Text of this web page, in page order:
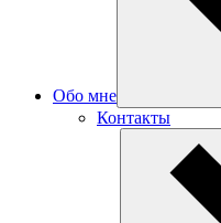
Обо мне
Контакты